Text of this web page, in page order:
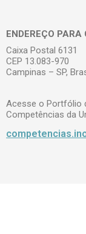
ENDEREÇO PARA
Caixa Postal 6131
CEP 13.083-970
Campinas – SP,
Acesse o Portfólio
Competências da